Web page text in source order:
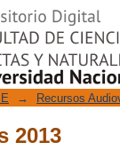
2013
→ Recursos
2013